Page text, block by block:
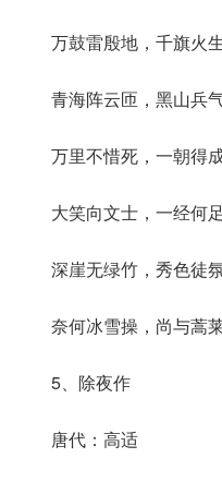
万鼓雷殷地，千旗火生
青海阵云匝，黑山兵气
万里不惜死，一朝得成
大笑向文士，一经何足
深崖无绿竹，秀色徒氛
奈何冰雪操，尚与蒿莱
5、除夜作
唐代：高适